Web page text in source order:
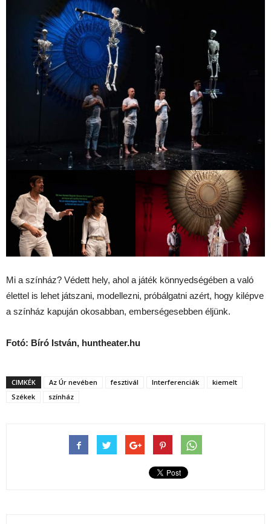
Mi a színház? Védett hely, ahol a játék könnyedségében a való
élettel is lehet játszani, modellezni, próbálgatni azért, hogy kilépve
a színház kapuján okosabban, emberségesebben éljünk.
Fotó: Bíró István, huntheater.hu
CIMKÉK Az Úr nevében fesztivál Interferenciák
kiemelt
Székek
színház